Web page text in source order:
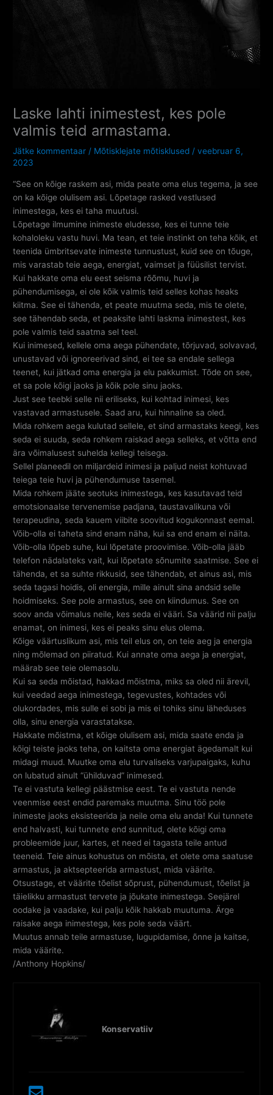
Laske lahti inimestest, kes pole
valmis teid armastama.
Jätke kommentaar / Mõtisklejate mõtisklused /veebruar 6,
2023
“See on kõige raskem asi, mida peate oma elus tegema, ja see
on ka kõige olulisem asi. Lõpetage rasked vestlused
inimestega, kes ei taha muutusi.
Lõpetage ilmumine inimeste eludesse, kes ei tunne teie
kohaloleku vastu huvi. Ma tean, et teie instinkt on teha kõik, et
teenida ümbritsevate inimeste tunnustust, kuid see on tõuge,
mis varastab teie aega, energiat, vaimset ja füüsilist tervist.
Kui hakkate oma elu eest seisma rõõmu, huvi ja
pühendumisega, ei ole kõik valmis teid selles kohas heaks
kiitma. See ei tähenda, et peate muutma seda, mis te olete,
see tähendab seda, et peaksite lahti laskma inimestest, kes
pole valmis teid saatma sel teel.
Kui inimesed, kellele oma aega pühendate, tõrjuvad, solvavad,
unustavad või ignoreerivad sind, ei tee sa endale sellega
teenet, kui jätkad oma energia ja elu pakkumist. Tõde on see,
et sa pole kõigi jaoks ja kõik pole sinu jaoks.
Just see teebki selle nii eriliseks, kui kohtad inimesi, kes
vastavad armastusele. Saad aru, kui hinnaline sa oled.
Mida rohkem aega kulutad sellele, et sind armastaks keegi, kes
seda ei suuda, seda rohkem raiskad aega selleks, et võtta end
ära võimalusest suhelda kellegi teisega.
Sellel planeedil on miljardeid inimesi ja paljud neist kohtuvad
teiega teie huvi ja pühendumuse tasemel.
Mida rohkem jääte seotuks inimestega, kes kasutavad teid
emotsionaalse tervenemise padjana, taustavalikuna või
terapeudina, seda kauem viibite soovitud kogukonnast eemal.
Võib-olla ei taheta sind enam näha, kui sa end enam ei näita.
Võib-olla lõpeb suhe, kui lõpetate proovimise. Võib-olla jääb
telefon nädalateks vait, kui lõpetate sõnumite saatmise. See ei
tähenda, et sa suhte rikkusid, see tähendab, et ainus asi, mis
seda tagasi hoidis, oli energia, mille ainult sina andsid selle
hoidmiseks. See pole armastus, see on kiindumus. See on
soov anda võimalus neile, kes seda ei vääri. Sa väärid nii palju
enamat, on inimesi, kes ei peaks sinu elus olema.
Kõige väärtuslikum asi, mis teil elus on, on teie aeg ja energia
ning mõlemad on piiratud. Kui annate oma aega ja energiat,
määrab see teie olemasolu.
Kui sa seda mõistad, hakkad mõistma, miks sa oled nii ärevil,
kui veedad aega inimestega, tegevustes, kohtades või
olukordades, mis sulle ei sobi ja mis ei tohiks sinu läheduses
olla, sinu energia varastatakse.
Hakkate mõistma, et kõige olulisem asi, mida saate enda ja
kõigi teiste jaoks teha, on kaitsta oma energiat ägedamalt kui
midagi muud. Muutke oma elu turvaliseks varjupaigaks, kuhu
on lubatud ainult “ühilduvad” inimesed.
Te ei vastuta kellegi päästmise eest. Te ei vastuta nende
veenmise eest endid paremaks muutma. Sinu töö pole
inimeste jaoks eksisteerida ja neile oma elu anda! Kui tunnete
end halvasti, kui tunnete end sunnitud, olete kõigi oma
probleemide juur, kartes, et need ei tagasta teile antud
teeneid. Teie ainus kohustus on mõista, et olete oma saatuse
armastus, ja aktsepteerida armastust, mida väärite.
Otsustage, et väärite tõelist sõprust, pühendumust, tõelist ja
täielikku armastust tervete ja jõukate inimestega. Seejärel
oodake ja vaadake, kui palju kõik hakkab muutuma. Ärge
raisake aega inimestega, kes pole seda väärt.
Muutus annab teile armastuse, lugupidamise, õnne ja kaitse,
mida väärite.
/Anthony Hopkins/
Konservatiiv